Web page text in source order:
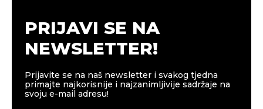
PRIJAVI SE NA
NEWSLETTER!
Prijavite se na naš newsletter i svakog tjedna
primajte najkorisnije i najzanimljivije sadržaje na
svoju e-mail adresu!